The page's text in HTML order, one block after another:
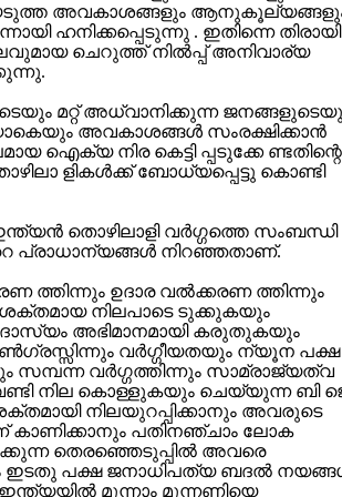
അവകാശങ്ങളും
ഹനിക്കപ്പെടുന്നു . ഇതിന്നെ തിരായി
ചെറുത്ത് നില്‍‌പ്പ് അനിവാര്യ
മറ്റ് അധ്വാനിക്കുന്ന
അവകാശങ്ങള്‍ സംരക്ഷിക്കാന്‍
ഐക്യ നിര കെട്ടി പ്പടുക്കേ ണ്ടതിന്റെ
ളികള്‍ക്ക് ബോധ്യപ്പെട്ടു കൊണ്ടി
തൊഴിലാളി വര്‍ഗ്ഗത്തെ സംബന്ധി
പ്രാധാന്യങ്ങള്‍ നിറഞ്ഞതാണ്.
ത്തിന്നും ഉദാര വല്‍‌ക്കരണ ത്തിന്നും
നിലപാടെ ടുക്കുകയും
അഭിമാനമായി കരുതുകയും
വര്‍ഗ്ഗീയതയും ന്യൂന പക്ഷ
സമ്പന്ന വര്‍ഗ്ഗത്തിന്നും സാമ്രാജ്യത്വ
നില കൊള്ളുകയും ചെയ്യുന്ന ബി
നിലയുറപ്പിക്കാനും അവരുടെ
കാണിക്കാനും പതിനഞ്ചാം ലോക
തെരഞ്ഞെടുപ്പില്‍ അവരെ
ഇടതു പക്ഷ ജനാധിപത്യ ബദല്‍
ഇന്ത്യയില്‍ മുന്നാം മുന്നണിയെ